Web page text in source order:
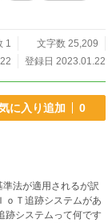
1
文字数 25,209
登録日 2023.01.22
に入り追加 0
法が適用されるが訳
跡システムって何です